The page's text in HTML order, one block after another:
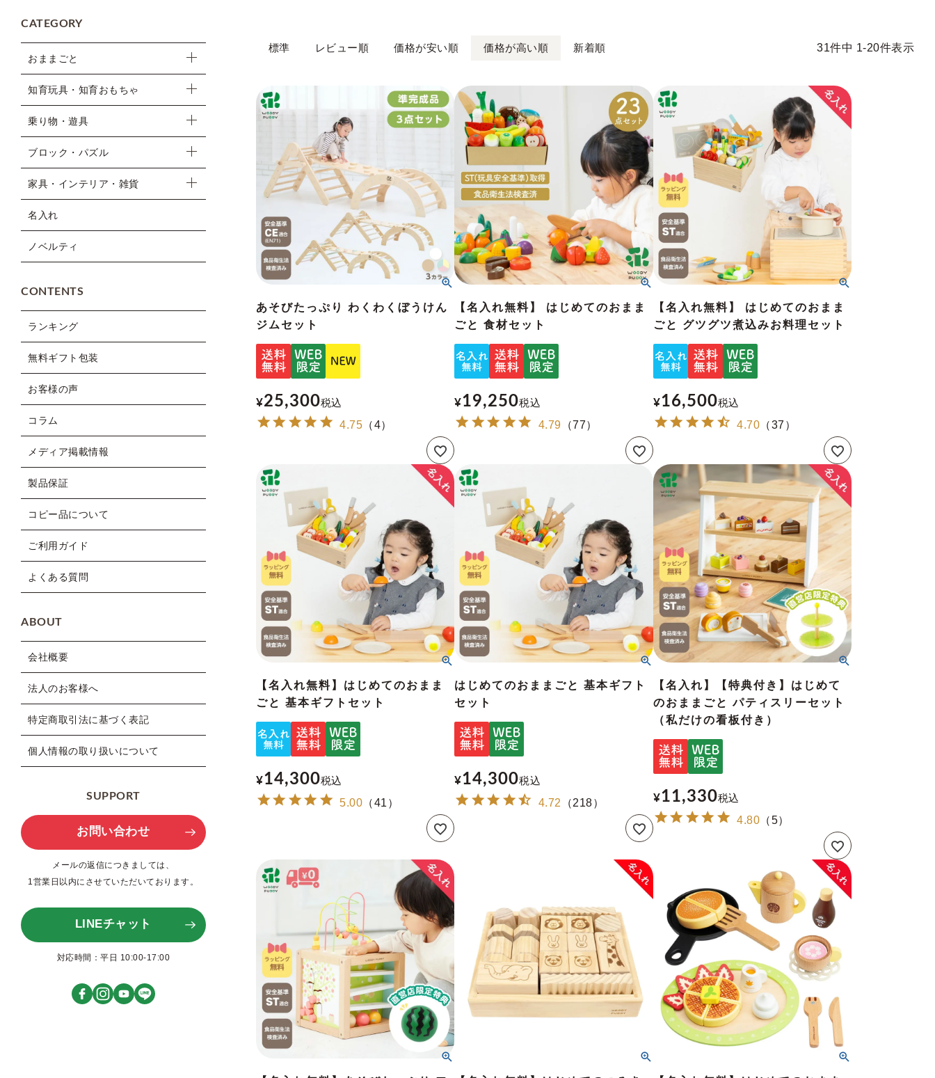
CATEGORY
おままごと
知育玩具・知育おもちゃ
乗り物・遊具
ブロック・パズル
家具・インテリア・雑貨
名入れ
ノベルティ
CONTENTS
ランキング
無料ギフト包装
お客様の声
コラム
メディア掲載情報
製品保証
コピー品について
ご利用ガイド
よくある質問
ABOUT
会社概要
法人のお客様へ
特定商取引法に基づく表記
個人情報の取り扱いについて
SUPPORT
お問い合わせ
メールの返信につきましては、
1営業日以内にさせていただいております。
LINEチャット
対応時間：平日 10:00-17:00
標準 レビュー順 価格が安い順 価格が高い順 新着順 31件中 1-20件表示
あそびたっぷり わくわくぼうけん
ジムセット
¥25,300税込
4.75 （4）
【名入れ無料】 はじめてのおまま
ごと 食材セット
¥19,250税込
4.79 （77）
【名入れ無料】 はじめてのおまま
ごと グツグツ煮込みお料理セット
¥16,500税込
4.70 （37 ）
【名入れ無料】はじめてのおまま
ごと 基本ギフトセット
¥14,300税込
5.00 （41 ）
はじめてのおままごと 基本ギフト
セット
¥14,300税込
4.72 （218）
【名入れ】【特典付き】はじめて
のおままごと パティスリーセット
（私だけの看板付き）
¥11,330税込
4.80 （5）